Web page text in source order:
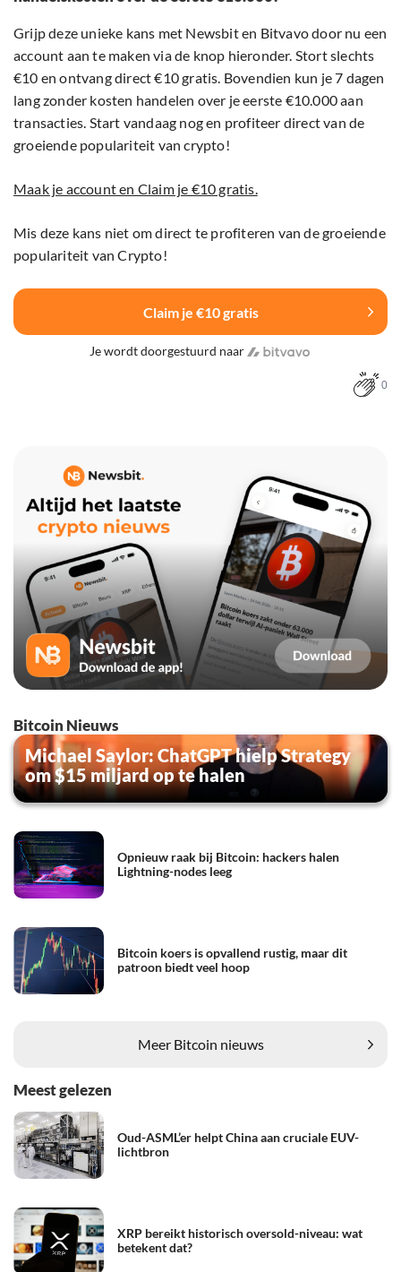
Grijp deze unieke kans met Newsbit en Bitvavo door nu een
account aan te maken via de knop hieronder. Stort slechts
€10 en ontvang direct €10 gratis. Bovendien kun je 7 dagen
lang zonder kosten handelen over je eerste €10.000 aan
transacties. Start vandaag nog en profiteer direct van de
groeiende populariteit van crypto!
Maak je account en Claim je €10 gratis.
Mis deze kans niet om direct te profiteren van de groeiende
populariteit van Crypto!
Claim je €10 gratis
Je wordt doorgestuurd naar
0
Bitcoin Nieuws
Michael Saylor: ChatGPT hielp Strategy
om $15 miljard op te halen
Opnieuw raak bij Bitcoin: hackers halen
Lightning-nodes leeg
Bitcoin koers is opvallend rustig, maar dit
patroon biedt veel hoop
Meer Bitcoin nieuws
Meest gelezen
Oud-ASML’er helpt China aan cruciale EUV-
lichtbron
XRP bereikt historisch oversold-niveau: wat
betekent dat?